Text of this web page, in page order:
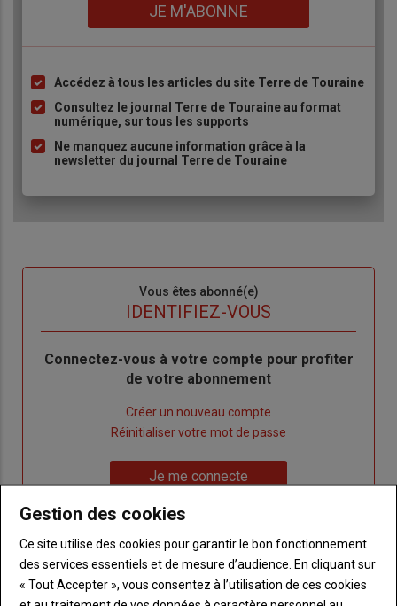
JE M'ABONNE
Liste
à
puce
Accédez à tous les articles du site Terre de Touraine
Consultez le journal Terre de Touraine au format
numérique, sur tous les supports
Ne manquez aucune information grâce à la
newsletter du journal Terre de Touraine
Vous êtes abonné(e)
IDENTIFIEZ-VOUS
Body
Connectez-vous à votre compte pour profiter
de votre abonnement
Créer un nouveau compte
de
Réinitialiser votre mot de passe
me
Je me connecte
Sous-
titre
Vous n'êtes pas abonné(e)
TITRE CRÉEZ UN COMPTE
Gestion des cookies
Ce site utilise des cookies pour garantir le bon fonctionnement
des services essentiels et de mesure d’audience. En cliquant sur
« Tout Accepter », vous consentez à l’utilisation de ces cookies